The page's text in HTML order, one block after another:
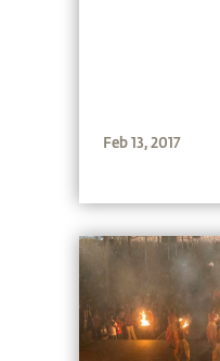
Feb 13, 2017